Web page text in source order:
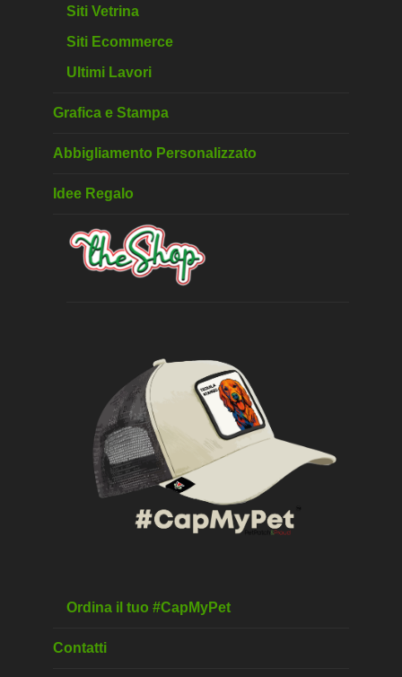
Siti Vetrina
Siti Ecommerce
Ultimi Lavori
Grafica e Stampa
Abbigliamento Personalizzato
Idee Regalo
Ordina il tuo #CapMyPet
Contatti